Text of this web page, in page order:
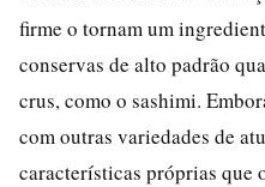
firme o tornam um
conservas de alto padrão
crus, como o sashimi.
com outras variedades de
características próprias que